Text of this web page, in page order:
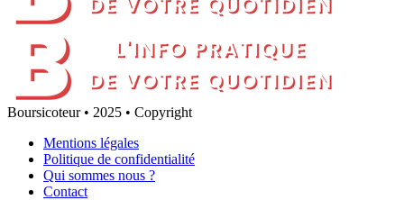
Boursicoteur • 2025 • Copyright
Mentions légales
Politique de confidentialité
Qui sommes nous ?
Contact